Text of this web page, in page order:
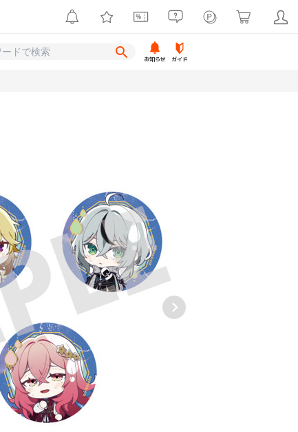
お知らせ ガイド